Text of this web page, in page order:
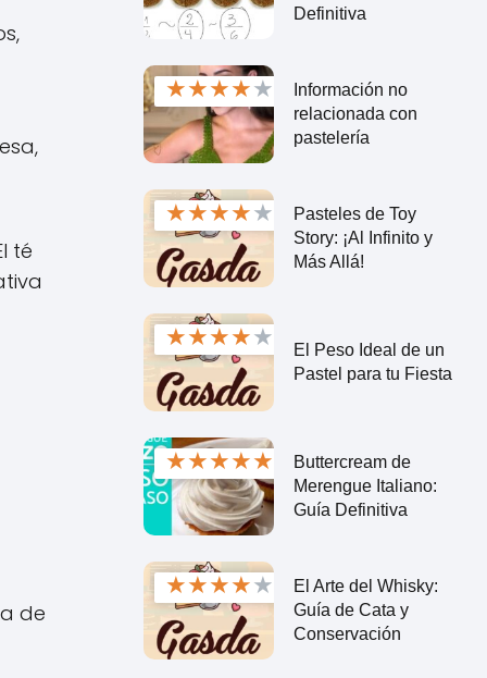
té
de
Definitiva
★★★★★
Información no
relacionada con
pastelería
★★★★★
Pasteles de Toy
Story: ¡Al Infinito y
Más Allá!
★★★★★
El Peso Ideal de un
Pastel para tu Fiesta
★★★★★
Buttercream de
Merengue Italiano:
Guía Definitiva
★★★★★
El Arte del Whisky:
Guía de Cata y
Conservación